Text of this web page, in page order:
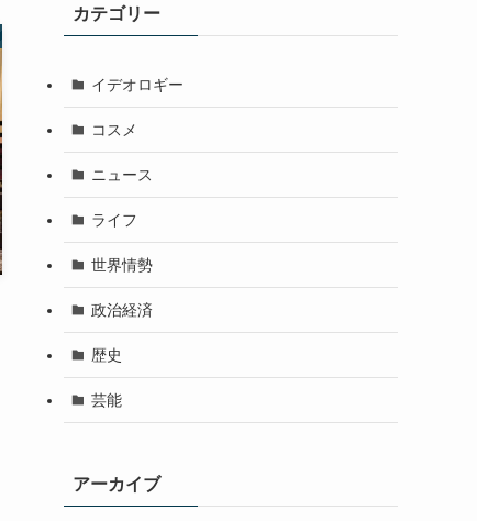
カテゴリー
イデオロギー
コスメ
ニュース
ライフ
世界情勢
政治経済
歴史
芸能
アーカイブ